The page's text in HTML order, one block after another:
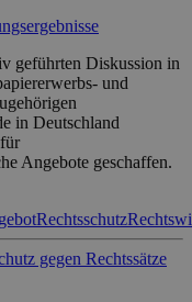
geführten Diskussion in
und
in Deutschland
Angebote geschaffen.
Rechtsschutz